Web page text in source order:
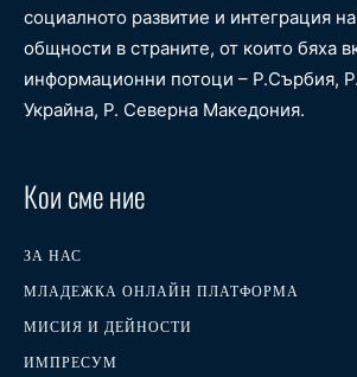
социалното развитие и интеграция
общности в страните, от които бяха
информационни потоци – Р.Сърбия,
Украйна, Р. Северна Македония.
Кои сме ние
ЗА НАС
МЛАДЕЖКА ОНЛАЙН ПЛАТФОРМА
МИСИЯ И ДЕЙНОСТИ
ИМПРЕСУМ